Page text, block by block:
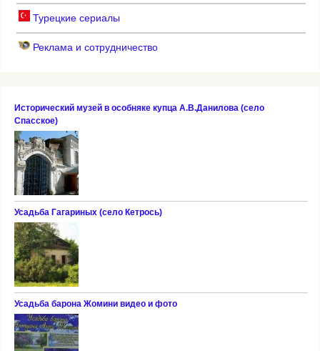
Турецкие сериалы
Реклама и сотрудничество
Исторический музей в особняке купца А.В.Данилова (село
Спасское)
Усадьба Гагариных (село Кетрось)
Усадьба барона Жомини видео и фото